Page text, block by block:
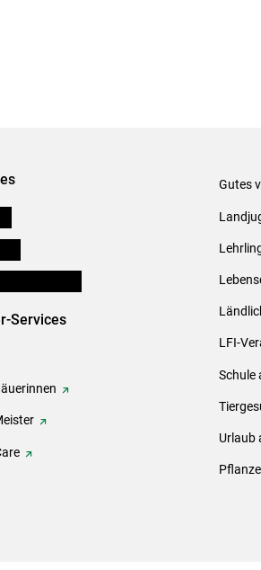
Services
Gutes
LFI-
Schule
Urlaub